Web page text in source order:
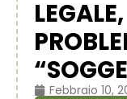
Febbraio 10,